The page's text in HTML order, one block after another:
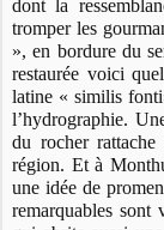
dont la
tromper les
», en bordure du
restaurée voici
latine « similis
l’hydrographie.
du rocher
région. Et à
une idée de
remarquables sont